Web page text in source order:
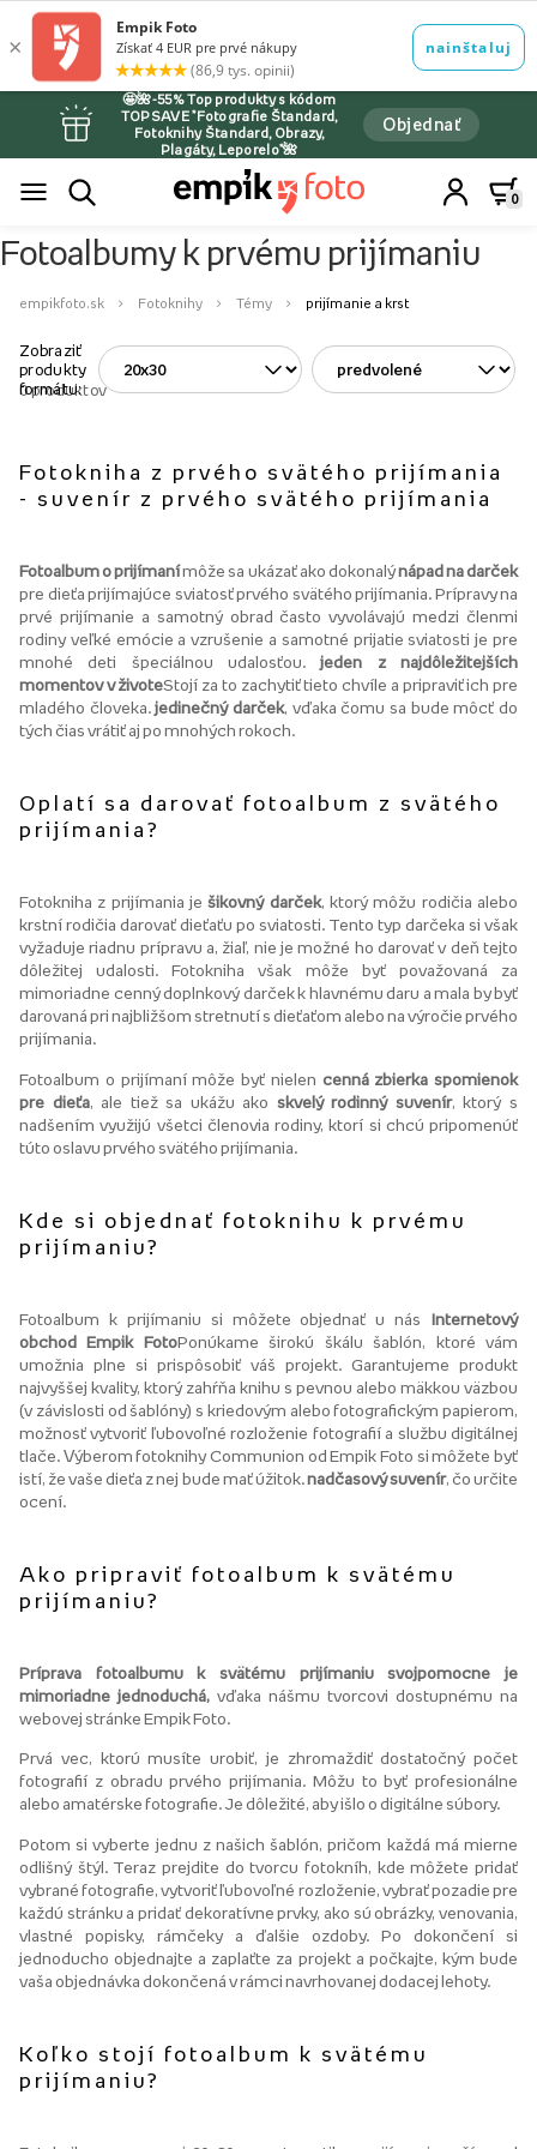
🤩🌺-55% Top produkty s kódom
TOPSAVE *Fotografie Štandard,
Fotoknihy Štandard, Obrazy,
Plagáty, Leporelo*🌺
Objednať
0
Fotoalbumy k prvému prijímaniu
empikfoto.sk Fotoknihy Témy prijímanie a krst
Zobraziť
produkty
formátu:
0produktov
Fotokniha z prvého svätého prijímania
- suvenír z prvého svätého prijímania
Fotoalbum o prijímanímôže sa ukázať ako dokonalýnápad na darček
pre dieťa prijímajúce sviatosť prvého svätého prijímania. Prípravy na
prvé prijímanie a samotný obrad často vyvolávajú medzi členmi
rodiny veľké emócie a vzrušenie a samotné prijatie sviatosti je pre
mnohé deti špeciálnou udalosťou.jeden z najdôležitejších
momentov v životeStojí za to zachytiť tieto chvíle a pripraviť ich pre
mladého človeka.jedinečný darček, vďaka čomu sa bude môcť do
tých čias vrátiť aj po mnohých rokoch.
Oplatí sa darovať fotoalbum z svätého
prijímania?
Fotokniha z prijímania ješikovný darček, ktorý môžu rodičia alebo
krstní rodičia darovať dieťaťu po sviatosti. Tento typ darčeka si však
vyžaduje riadnu prípravu a, žiaľ, nie je možné ho darovať v deň tejto
dôležitej udalosti. Fotokniha však môže byť považovaná za
mimoriadne cenný doplnkový darček k hlavnému daru a mala by byť
darovaná pri najbližšom stretnutí s dieťaťom alebo na výročie prvého
prijímania.
Fotoalbum o prijímaní môže byť nielen cenná zbierka spomienok
pre dieťa, ale tiež sa ukážu ako skvelý rodinný suvenír, ktorý s
nadšením využijú všetci členovia rodiny, ktorí si chcú pripomenúť
túto oslavu prvého svätého prijímania.
Kde si objednať fotoknihu k prvému
prijímaniu?
Fotoalbum k prijímaniu si môžete objednať u nás Internetový
obchod Empik FotoPonúkame širokú škálu šablón, ktoré vám
umožnia plne si prispôsobiť váš projekt. Garantujeme produkt
najvyššej kvality, ktorý zahŕňa knihu s pevnou alebo mäkkou väzbou
(v závislosti od šablóny) s kriedovým alebo fotografickým papierom,
možnosť vytvoriť ľubovoľné rozloženie fotografií a službu digitálnej
tlače. Výberom fotoknihy Communion od Empik Foto si môžete byť
istí, že vaše dieťa z nej bude mať úžitok. nadčasový suvenír, čo určite
ocení.
Ako pripraviť fotoalbum k svätému
prijímaniu?
Príprava fotoalbumu k svätému prijímaniu svojpomocne je
mimoriadne jednoduchá, vďaka nášmu tvorcovi dostupnému na
webovej stránke Empik Foto.
Prvá vec, ktorú musíte urobiť, je zhromaždiť dostatočný počet
fotografií z obradu prvého prijímania. Môžu to byť profesionálne
alebo amatérske fotografie. Je dôležité, aby išlo o digitálne súbory.
Potom si vyberte jednu z našich šablón, pričom každá má mierne
odlišný štýl. Teraz prejdite do tvorcu fotokníh, kde môžete pridať
vybrané fotografie, vytvoriť ľubovoľné rozloženie, vybrať pozadie pre
každú stránku a pridať dekoratívne prvky, ako sú obrázky, venovania,
vlastné popisky, rámčeky a ďalšie ozdoby. Po dokončení si
jednoducho objednajte a zaplaťte za projekt a počkajte, kým bude
vaša objednávka dokončená v rámci navrhovanej dodacej lehoty.
Koľko stojí fotoalbum k svätému
prijímaniu?